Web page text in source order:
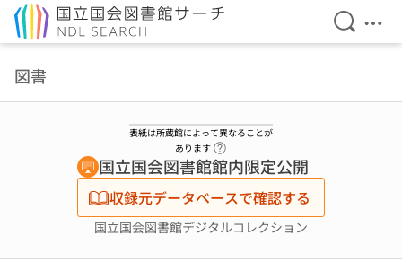
検索を
メ
図書
表紙は所蔵館によって異なることが
あります
国立国会図書館館内限定公開
収録元データベースで確認する
国立国会図書館デジタルコレクション